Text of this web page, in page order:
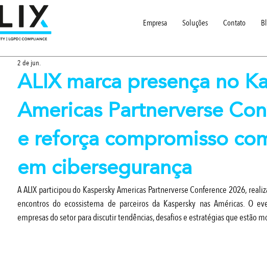
Empresa Soluções Contato
ALIX marca presença no
Americas Partnerverse
e reforça compromisso
em cibersegurança
2 de jun.
A ALIX participou do Kaspersky Americas Partnerverse Conference 2026,
encontros do ecossistema de parceiros da Kaspersky nas Américas. O
empresas do setor para discutir tendências, desafios e estratégias que estão